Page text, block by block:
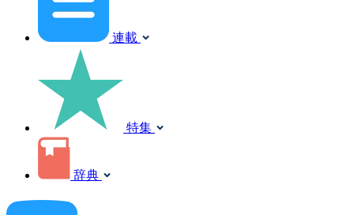
連載
特集
辞典